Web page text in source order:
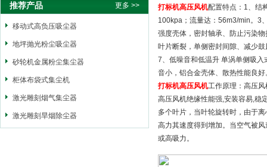
推荐产品 更多 >>
移动式高负压吸尘器
地坪抛光粉尘吸尘器
砂轮机金属粉尘集尘器
柜体布袋式集尘机
激光雕刻烟气集尘器
激光雕刻旱烟除尘器
打标机高压风机配置特点：1、结
100kpa；流量达：56m3/min。3
强度壳体，密封轴承、防止污染
叶片断裂，单侧密封间隙、减少
7、低噪音和低温升 单涡单侧吸
音小，铝合金壳体、散热性能良好
打标机高压风机工作原理：高压
高压风机绝缘性能强,安装容易,稳
多个叶片，当叶轮旋转时，由于
高力其速度得到增加。当空气被
或高吸力。